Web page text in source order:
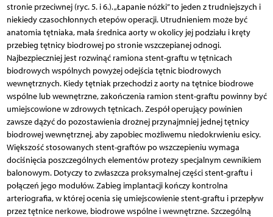
stronie przeciwnej (ryc. 5. i 6.). „Łapanie nóżki” to jeden z trudniejszych i
niekiedy czasochłonnych etepów operacji. Utrudnieniem może być
anatomia tętniaka, mała średnica aorty w okolicy jej podziału i kręty
przebieg tętnicy biodrowej po stronie wszczepianej odnogi.
Najbezpieczniej jest rozwinąć ramiona stent-graftu w tętnicach
biodrowych wspólnych powyżej odejścia tętnic biodrowych
wewnętrznych. Kiedy tętniak przechodzi z aorty na tętnice biodrowe
wspólne lub wewnętrzne, zakończenia ramion stent-graftu powinny być
umiejscowione w zdrowych tętnicach. Zespół operujący powinien
zawsze dążyć do pozostawienia drożnej przynajmniej jednej tętnicy
biodrowej wewnętrznej, aby zapobiec możliwemu niedokrwieniu esicy.
Większość stosowanych stent-graftów po wszczepieniu wymaga
dociśnięcia poszczególnych elementów protezy specjalnym cewnikiem
balonowym. Dotyczy to zwłaszcza proksymalnej części stent-graftu i
połączeń jego modułów. Zabieg implantacji kończy kontrolna
arteriografia, w której ocenia się umiejscowienie stent-graftu i przepływ
przez tętnice nerkowe, biodrowe wspólne i wewnętrzne. Szczególną